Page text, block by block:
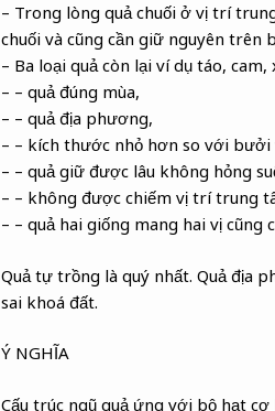
– Trong lòng quả chuối ở vị trí
chuối và cũng cần giữ nguyên trên
– Ba loại quả còn lại ví dụ táo,
– – quả đúng mùa,
– – quả địa phương,
– – kích thước nhỏ hơn so với bưởi
– – quả giữ được lâu không hỏng
– – không được chiếm vị trí trung
– – quả hai giống mang hai vị cũng
Quả tự trồng là quý nhất. Quả địa
sai khoá đất.
Ý NGHĨA
Cấu trúc ngũ quả ứng với bộ hạt